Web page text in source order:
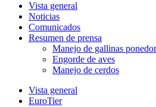
Vista general
Noticias
Comunicados
Resumen de prensa
Manejo de gallinas
Engorde de aves
Manejo de cerdos
Vista general
EuroTier